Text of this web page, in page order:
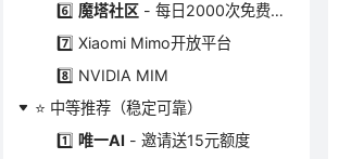
6️⃣ 魔塔社区 - 每日2000次免费调用
7️⃣ Xiaomi Mimo开放平台
8️⃣ NVIDIA MIM
⭐ 中等推荐（稳定可靠）
1️⃣ 唯一AI - 邀请送15元额度